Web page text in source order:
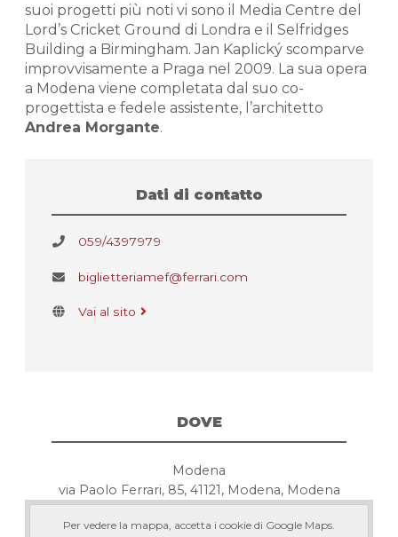
suoi progetti più noti vi sono il Media Centre del
Lord’s Cricket Ground di Londra e il Selfridges
Building a Birmingham. Jan Kaplický scomparve
improvvisamente a Praga nel 2009. La sua opera
a Modena viene completata dal suo co-
progettista e fedele assistente, l’architetto
Andrea Morgante.
Dati di contatto
059/4397979
biglietteriamef@ferrari.com
Vai al sito
DOVE
Modena
via Paolo Ferrari, 85, 41121, Modena, Modena
Per vedere la mappa, accetta i cookie di Google Maps.